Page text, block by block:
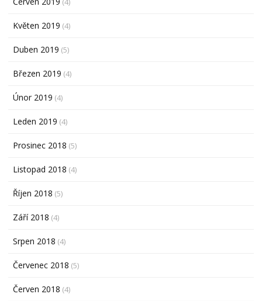
Květen 2019 (4)
Duben 2019 (5)
Březen 2019 (4)
Únor 2019 (4)
Leden 2019 (4)
Prosinec 2018 (5)
Listopad 2018 (4)
Říjen 2018 (5)
Září 2018 (4)
Srpen 2018 (4)
Červenec 2018 (5)
Červen 2018 (4)